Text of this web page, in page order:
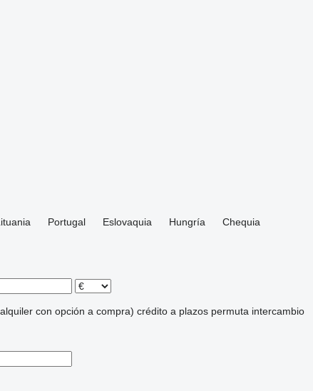
Portugal Eslovaquia Hungría
Chequia
con opción a compra) crédito a plazos permuta intercambio